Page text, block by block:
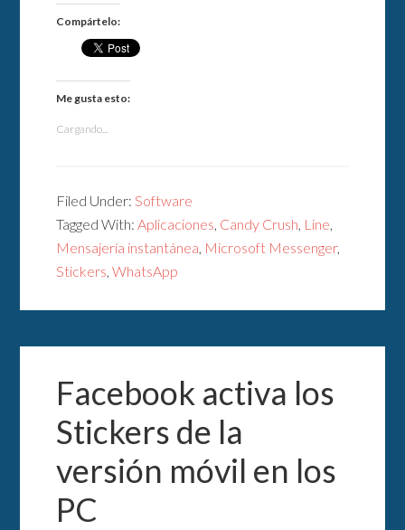
Compártelo:
Me gusta esto:
Cargando...
Filed Under: Software
Tagged With: Aplicaciones Candy Crush Line
Mensajería instantánea Microsoft Messenger,
Stickers ,WhatsApp
Facebook activa los
Stickers de la
versión móvil en los
PC